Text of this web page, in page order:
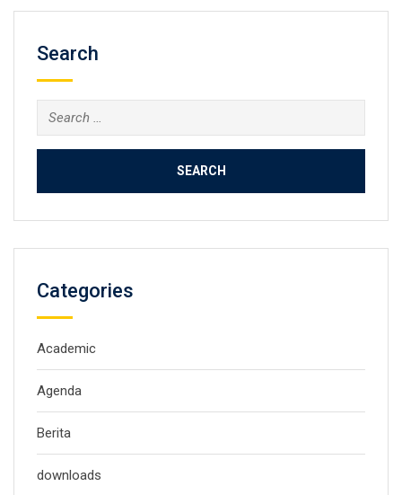
Search
Categories
Academic
Agenda
Berita
downloads